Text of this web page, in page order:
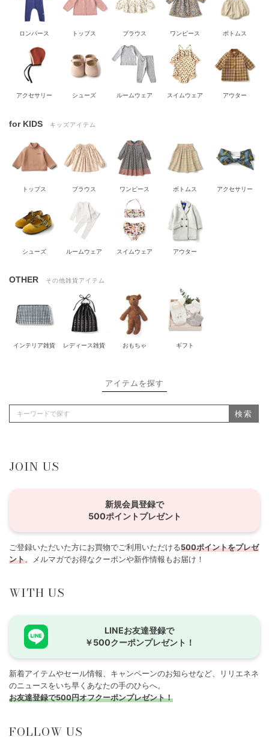
ロンパース トップス ブラウス ワンピース ボトムス
アクセサリー シューズ ルームウェア スイムウェア アウター
for KIDS キッズアイテム
トップス ブラウス ワンピース ボトムス アクセサリー
シューズ ルームウェア スイムウェア アウター
OTHER その他雑貨アイテム
インテリア雑貨 レディース雑貨 おもちゃ ギフト
アイテムを探す
検索
JOIN US
新規会員登録で
500ポイントプレゼント
ご登録いただいた方にお買物でご利用いただける500ポイントをプレゼ
ント。メルマガでお得なクーポンや新作情報もお届け！
WITH US
LINEお友達登録で
￥500クーポンプレゼント！
新着アイテムやセール情報、キャンペーンのお知らせなど、リリエネネ
のニュースをいち早くあなたの手のひらへ。
お友達登録で500円オフクーポンプレゼント！
FOLLOW US